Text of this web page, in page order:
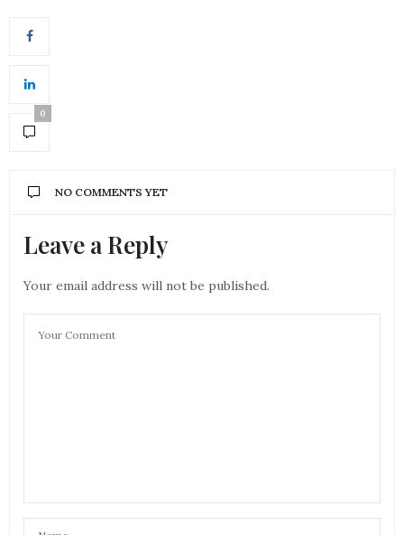
0
NO COMMENTS YET
Leave a Reply
Your email address will not be published.